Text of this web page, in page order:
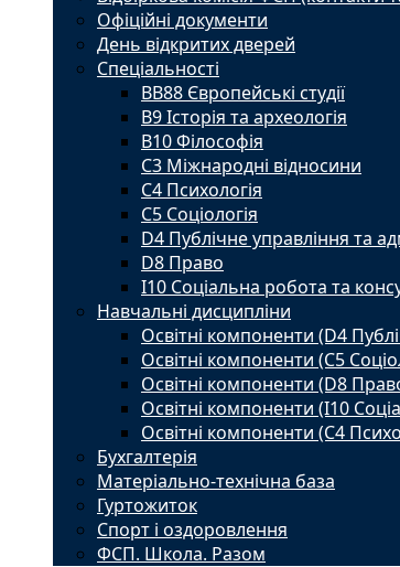
Офіційні документи
День відкритих дверей
Спеціальності
BВ88 Європейські студії
B9 Історія та археологія
B10 Філософія
C3 Міжнародні відносини
C4 Психологія
С5 Соціологія
D4 Публічне управління та
D8 Право
I10 Соціальна робота та
Навчальні дисципліни
Освітні компоненти (D4
Освітні компоненти (С5
Освітні компоненти (D8
Освітні компоненти (I10
Освітні компоненти (С4
Бухгалтерія
Матеріально-технічна база
Гуртожиток
Спорт і оздоровлення
ФСП. Школа. Разом